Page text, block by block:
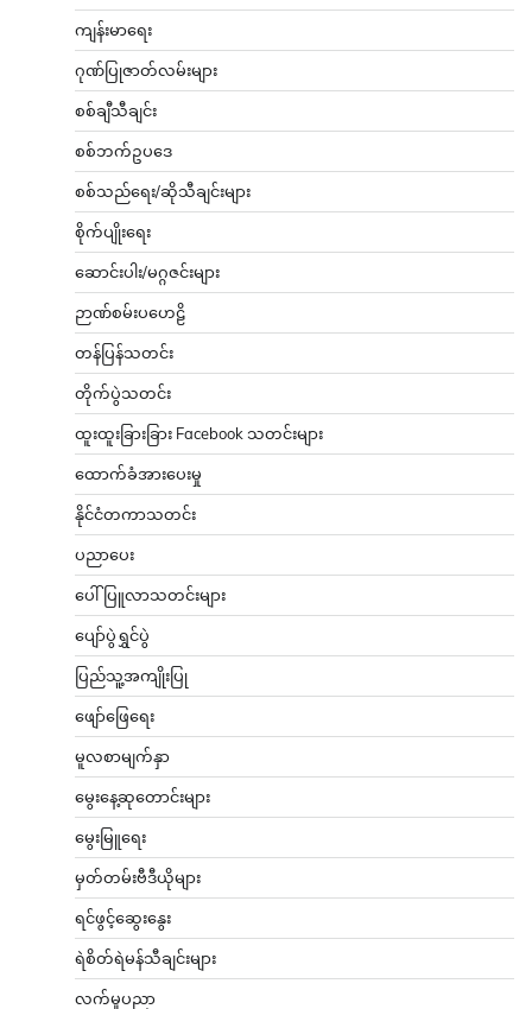
ကျန်းမာရေး
ဂုဏ်ပြုဇာတ်လမ်းများ
စစ်ချီသီချင်း
စစ်ဘက်ဥပဒေ
စစ်သည်ရေး/ဆိုသီချင်းများ
စိုက်ပျိုးရေး
ဆောင်းပါး/မဂ္ဂဇင်းများ
ဉာဏ်စမ်းပဟေဠိ
တန်ပြန်သတင်း
တိုက်ပွဲသတင်း
ထူးထူးခြားခြား Facebook သတင်းများ
ထောက်ခံအားပေးမှု
နိုင်ငံတကာသတင်း
ပညာပေး
ပေါ်ပြူလာသတင်းများ
ပျော်ပွဲရွှင်ပွဲ
ပြည်သူ့အကျိုးပြု
ဖျော်ဖြေရေး
မူလစာမျက်နှာ
မွေးနေ့ဆုတောင်းများ
မွေးမြူရေး
မှတ်တမ်းဗီဒီယိုများ
ရင်ဖွင့်ဆွေးနွေး
ရဲစိတ်ရဲမန်သီချင်းများ
လက်မှုပညာ